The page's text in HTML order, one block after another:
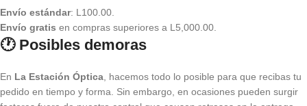
Envío estándar: L100.00.
Envío gratis en compras superiores a L5,000.00.
🕐 Posibles demoras
En La Estación Óptica , hacemos todo lo posible para que recibas tu
pedido en tiempo y forma. Sin embargo, en ocasiones pueden surgir